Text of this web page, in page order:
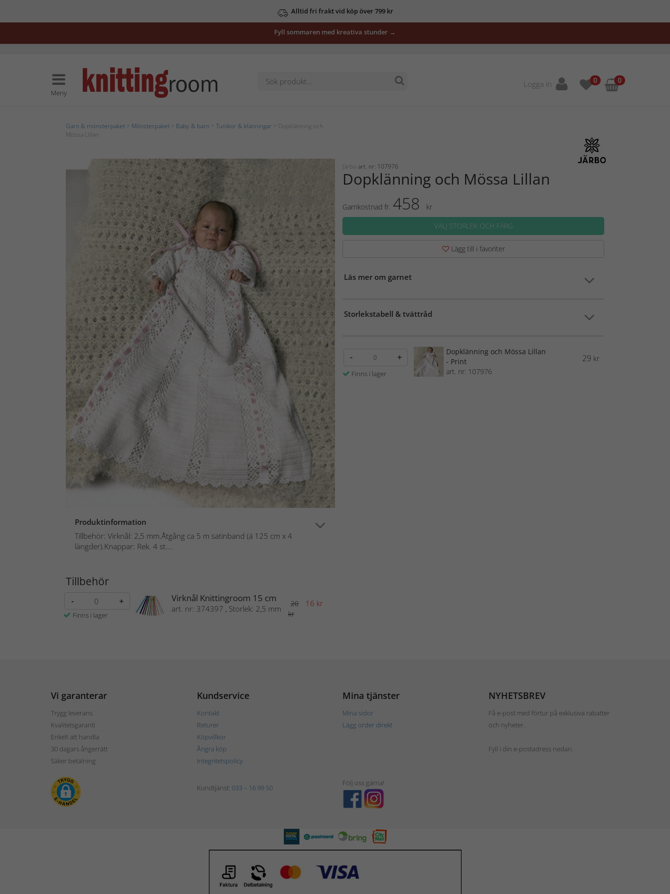
Alltid fri frakt vid köp över 799 kr
Fyll sommaren med kreativa stunder →
Meny
Logga in 0 0
Garn & mönsterpaket Mönsterpaket Baby & barn Tunikor & klänningar > Dopklänning och
Mössa Lillan
Produktinformation
Tillbehör: Virknål: 2,5 mm.Åtgång ca 5 m satinband (á 125 cm x 4
längder).Knappar: Rek. 4 st....
Järbo art. nr: 107976
Dopklänning och Mössa Lillan
Garnkostnad fr. 458
kr
VÄLJ STORLEK OCH FÄRG
Lägg till i favoriter
Läs mer om garnet
Storlekstabell & tvättråd
- +
Finns i lager
Dopklänning och Mössa Lillan
- Print
art. nr: 107976
29 kr
Tillbehör
- +
Finns i lager
Virknål Knittingroom 15 cm
art. nr: 374397 , Storlek: 2,5 mm
16 kr
20
kr
Vi garanterar
Trygg leverans
Kvalitetsgaranti
Enkelt att handla
30 dagars ångerrätt
Säker betalning
Kundservice
Kontakt
Returer
Köpvillkor
Ångra köp
Integritetspolicy
Mina tjänster
Mina sidor
Lägg order direkt
NYHETSBREV
Få e-post med förtur på exklusiva rabatter
och nyheter.
Fyll i din e-postadress nedan.
Kundtjänst: 033 – 16 99 50
Följ oss gärna!